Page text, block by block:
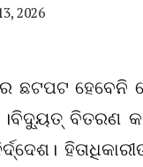
2026
ଛଟପଟ
ବିତରଣ